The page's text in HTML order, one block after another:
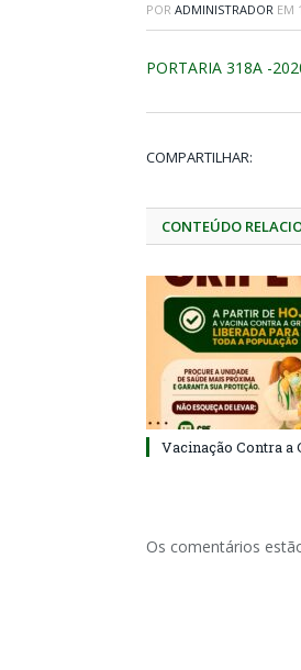
POR ADMINISTRADOR EM
PORTARIA 318A -
COMPARTILHAR:
CONTEÚDO
Vacinação Contra a
Os comentários